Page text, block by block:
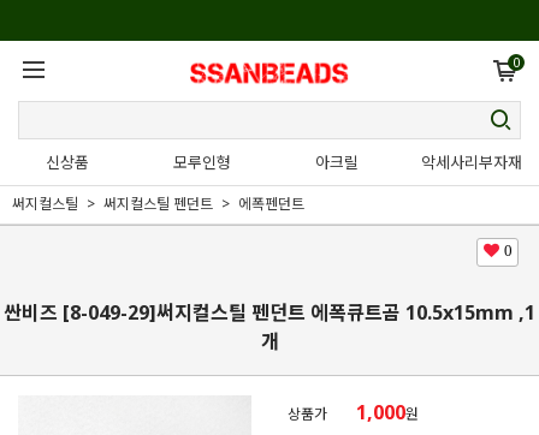
0
신상품 모루인형 아크릴 악세사리부자재
써지컬스틸 써지컬스틸 펜던트 에폭펜던트
0
싼비즈 [8-049-29]써지컬스틸 펜던트 에폭큐트곰 10.5x15mm ,1
개
상품가 1,000원